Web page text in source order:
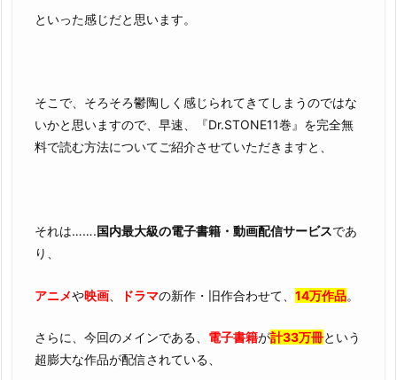
といった感じだと思います。
そこで、そろそろ鬱陶しく感じられてきてしまうのではな
いかと思いますので、早速、『Dr.STONE11巻』を完全無
料で読む方法についてご紹介させていただきますと、
それは…….国内最大級の電子書籍・動画配信サービスであ
り、
アニメや映画 ドラマの新作・旧作合わせて、 14万作品。
さらに、今回のメインである、 電子書籍が計33万冊という
超膨大な作品が配信されている、